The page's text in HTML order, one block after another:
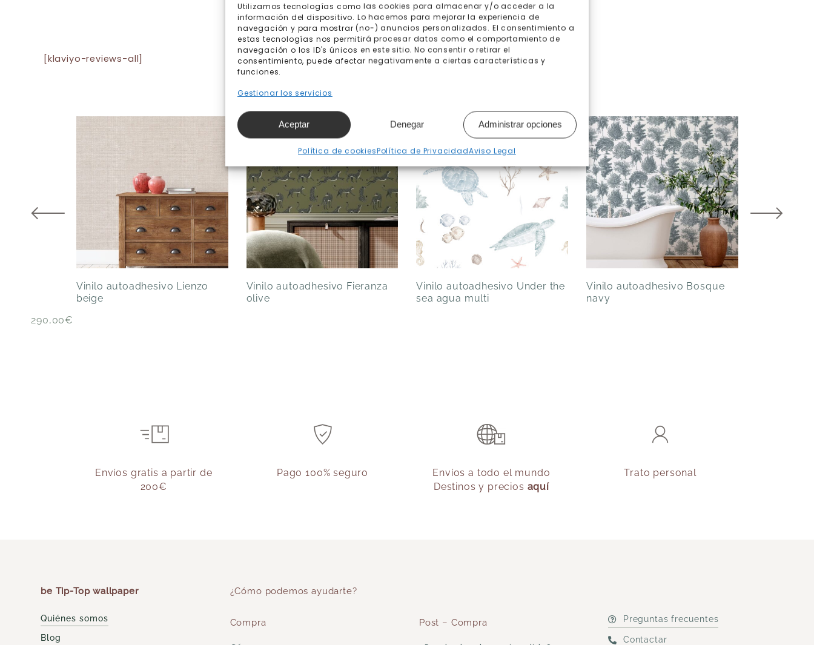
Utilizamos tecnologías como las cookies para almacenar y/o acceder a la
información del dispositivo. Lo hacemos para mejorar la experiencia de
navegación y para mostrar (no-) anuncios personalizados. El consentimiento a
estas tecnologías nos permitirá procesar datos como el comportamiento de
navegación o los ID's únicos en este sitio. No consentir o retirar el
consentimiento, puede afectar negativamente a ciertas características y
funciones.
Gestionar los servicios
Aceptar Denegar Administrar opciones
Política de cookiesPolítica de PrivacidadAviso Legal
[klaviyo-reviews-all]
Productos relacionados
Vinilo autoadhesivo Lienzo
beige
Vinilo autoadhesivo Fieranza
olive
Vinilo autoadhesivo Under the
sea agua multi
Vinilo autoadhesivo Bosque
navy
290,00€
Envíos gratis a partir de
200€
Pago 100% seguro
Envíos a todo el mundo
Destinos y precios aquí
Trato personal
be Tip-Top wallpaper
Quiénes somos
Blog
¿Cómo podemos ayudarte?
Compra Post – Compra Preguntas frecuentes
Contactar